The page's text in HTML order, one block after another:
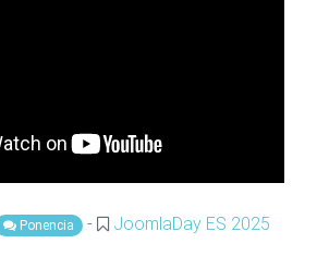
Ponencia - JoomlaDay ES 2025